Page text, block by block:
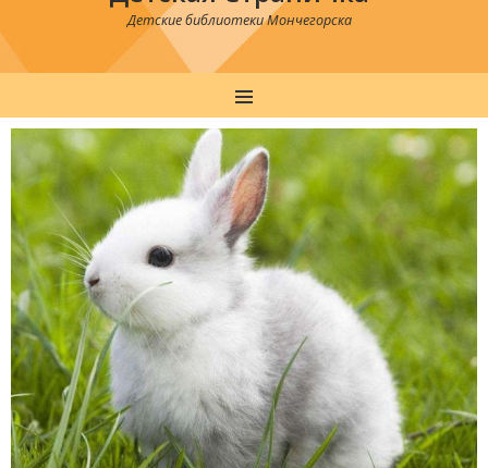
Детские библиотеки Мончегорска
MENU
Post
navigation